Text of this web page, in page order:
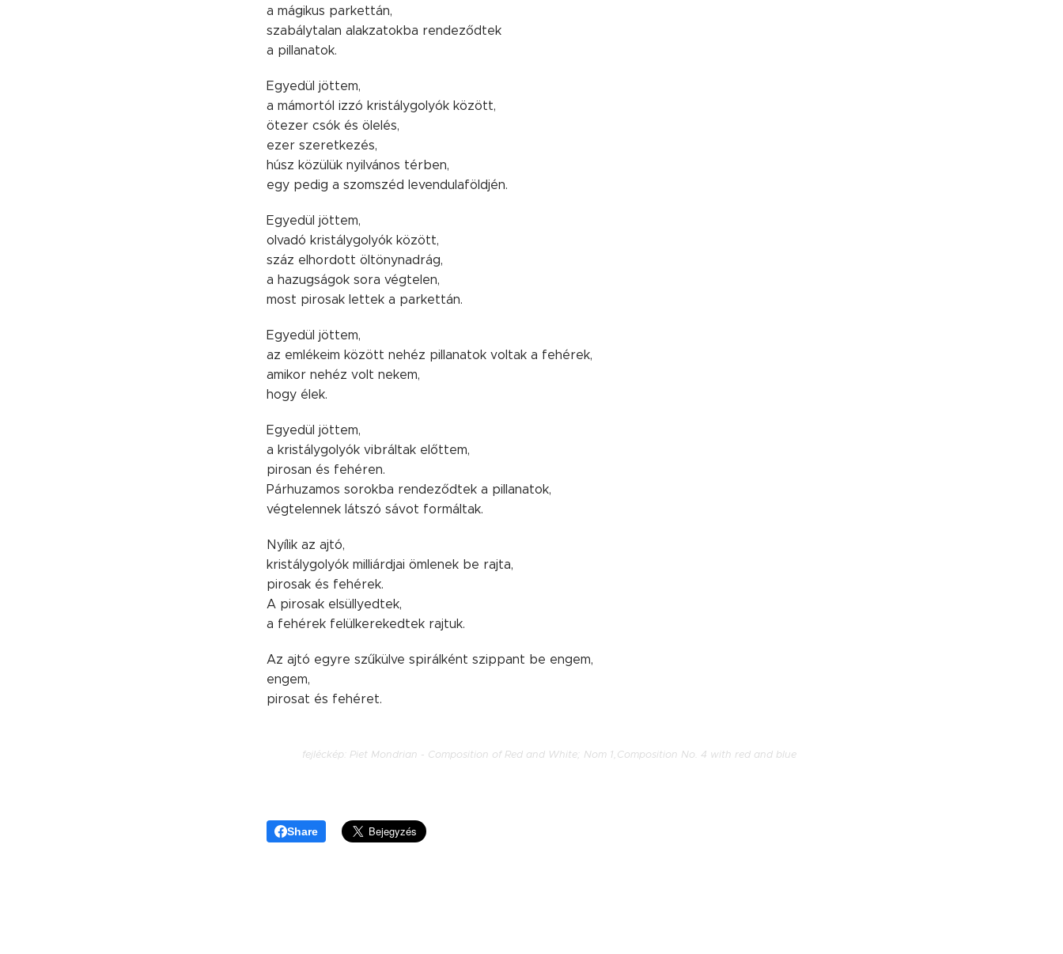
a mágikus parkettán,
szabálytalan alakzatokba rendeződtek
a pillanatok.
Egyedül jöttem,
a mámortól izzó kristálygolyók között,
ötezer csók és ölelés,
ezer szeretkezés,
húsz közülük nyilvános térben,
egy pedig a szomszéd levendulaföldjén.
Egyedül jöttem,
olvadó kristálygolyók között,
száz elhordott öltönynadrág,
a hazugságok sora végtelen,
most pirosak lettek a parkettán.
Egyedül jöttem,
az emlékeim között nehéz pillanatok voltak a fehérek,
amikor nehéz volt nekem,
hogy élek.
Egyedül jöttem,
a kristálygolyók vibráltak előttem,
pirosan és fehéren.
Párhuzamos sorokba rendeződtek a pillanatok,
végtelennek látszó sávot formáltak.
Nyílik az ajtó,
kristálygolyók milliárdjai ömlenek be rajta,
pirosak és fehérek.
A pirosak elsüllyedtek,
a fehérek felülkerekedtek rajtuk.
Az ajtó egyre szűkülve spirálként szippant be engem,
engem,
pirosat és fehéret.
fejléckép: Piet Mondrian - Composition of Red and White; Nom 1,Composition No. 4 with red and blue
Share